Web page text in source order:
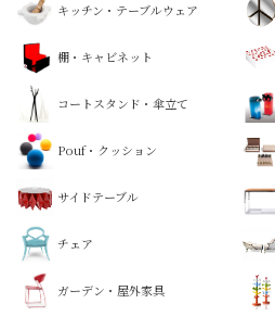
キッチン・テーブルウェア
棚・キャビネット
コートスタンド・傘立て
Pouf・クッション
サイドテーブル
チェア
ガーデン・屋外家具